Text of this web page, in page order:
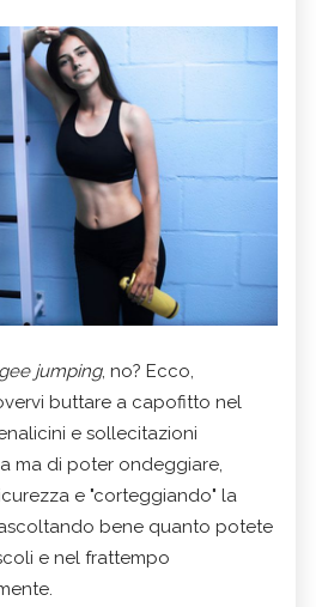
jumping, no? Ecco,
buttare a capofitto nel
e sollecitazioni
ma di poter ondeggiare,
e "corteggiando" la
bene quanto potete
e nel frattempo